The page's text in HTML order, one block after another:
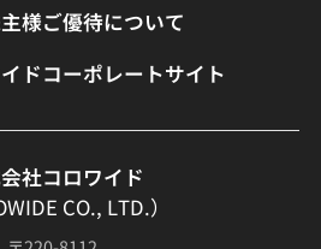
様ご優待について
ドコーポレートサイト
社コロワイド
CO., LTD.）